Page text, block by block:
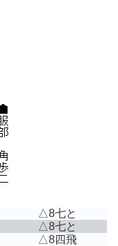
△8七と
△8七と
△8四飛